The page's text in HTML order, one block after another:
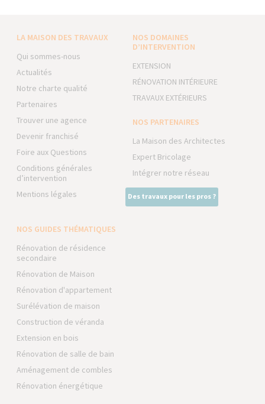
LA MAISON DES TRAVAUX
Qui sommes-nous
Actualités
Notre charte qualité
Partenaires
Trouver une agence
Devenir franchisé
Foire aux Questions
Conditions générales
d’intervention
Mentions légales
NOS DOMAINES
D’INTERVENTION
EXTENSION
RÉNOVATION INTÉRIEURE
TRAVAUX EXTÉRIEURS
NOS PARTENAIRES
La Maison des Architectes
Expert Bricolage
Intégrer notre réseau
Des travaux pour les pros ?
NOS GUIDES THÉMATIQUES
Rénovation de résidence
secondaire
Rénovation de Maison
Rénovation d'appartement
Surélévation de maison
Construction de véranda
Extension en bois
Rénovation de salle de bain
Aménagement de combles
Rénovation énergétique